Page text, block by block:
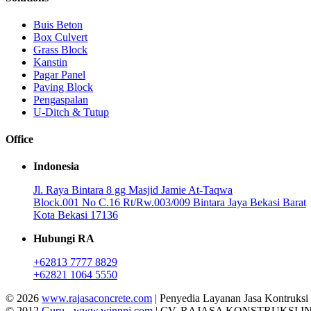
Buis Beton
Box Culvert
Grass Block
Kanstin
Pagar Panel
Paving Block
Pengaspalan
U-Ditch & Tutup
Office
Indonesia
Jl. Raya Bintara 8 gg Masjid Jamie At-Taqwa
Block.001 No C.16 Rt/Rw.003/009 Bintara Jaya Bekasi Barat
Kota Bekasi 17136
Hubungi RA
+62813 7777 8829
+62821 1064 5550
© 2026 www.rajasaconcrete.com | Penyedia Layanan Jasa Kontruksi